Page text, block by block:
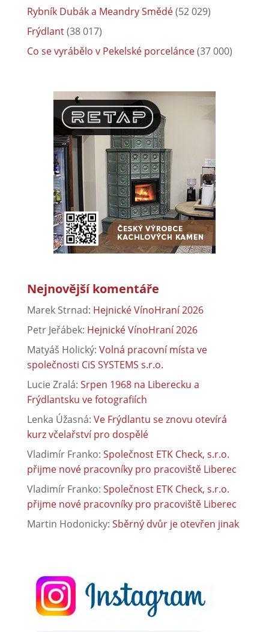
Rybník Dubák a Meandry Smědé(52 029)
Frýdlant(38 017)
Co se vyrábělo v Pekelské porcelánce(37 000)
Nejnovější komentáře
Marek Strnad: Hejnické VínoHraní 2026
Petr Jeřábek: Hejnické VínoHraní 2026
Matyáš Holický: Volná pracovní místa ve
společnosti CiS SYSTEMS s.r.o.
Lucie Zralá: Srpen 1968 na Liberecku a
Frýdlantsku ve fotografiích
Lenka Úžasná: Ve Frýdlantu se znovu otevírá
kurz včelařství pro dospělé
Vladimír Franko: Společnost ETK Check, s.r.o.
přijme nové pracovníky pro pracoviště Liberec
Vladimír Franko: Společnost ETK Check, s.r.o.
přijme nové pracovníky pro pracoviště Liberec
Martin Hodonicky: Sběrný dvůr je otevřen jinak